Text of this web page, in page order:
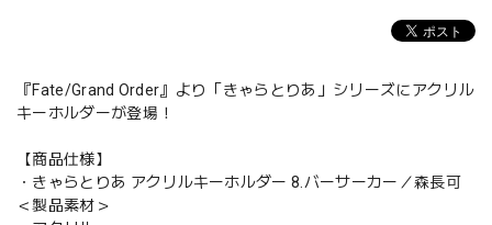
『Fate/Grand Order』より「きゃらとりあ」シリーズにアクリル
キーホルダーが登場！
【商品仕様】
・きゃらとりあ アクリルキーホルダー 8.バーサーカー／森長可
＜製品素材＞